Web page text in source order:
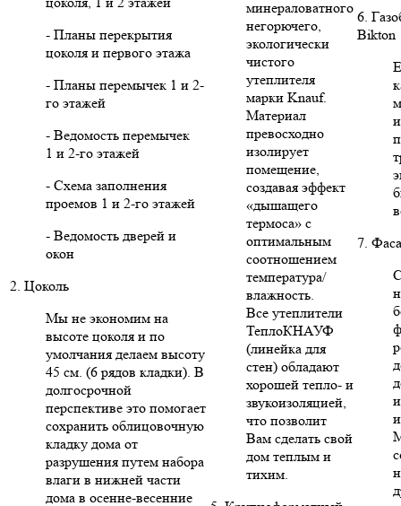
- Планы перекрытия
цоколя и первого этажа
- Планы перемычек 1 и 2-
го этажей
- Ведомость перемычек
1 и 2-го этажей
- Схема заполнения
проемов 1 и 2-го этажей
- Ведомость дверей и
окон
2. Цоколь
Мы не экономим на
высоте цоколя и по
умолчания делаем высоту
45 см. (6 рядов кладки). В
долгосрочной
перспективе это помогает
сохранить облицовочную
кладку дома от
разрушения путем набора
влаги в нижней части
дома в осенне-весенние
минераловатного
негорючего,
экологически
чистого
утеплителя
марки Knauf.
Материал
превосходно
изолирует
помещение,
создавая эффект
«дышащего
термоса» с
оптимальным
соотношением
температура/
влажность.
Все утеплители
ТеплоКНАУФ
(линейка для
стен) обладают
хорошей тепло- и
звукоизоляцией,
что позволит
Вам сделать свой
дом теплым и
тихим.
6.
Bikton
7.